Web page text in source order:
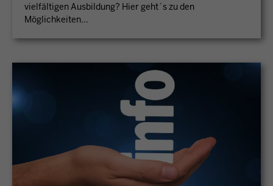
vielfältigen Ausbildung? Hier geht´s zu den
Möglichkeiten...